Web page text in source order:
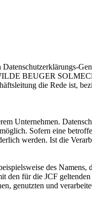
BEUGER
die Rede ist,
Unternehmen.
Sofern eine
werden. Ist die
des
den für die JCF
genutzten und